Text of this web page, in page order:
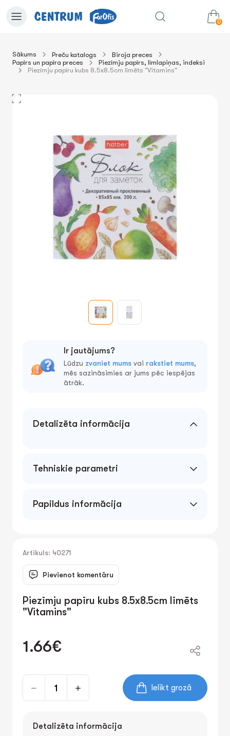
0
uz grozu Summa: 0.00€
Sākums Preču katalogs
Biroja preces
Papīrs un papīra preces
Piezīmju papīrs, līmlapiņas, indeksi
Piezīmju papīru kubs 8.5x8.5cm līmēts "Vitamins"
Ir jautājums?
Lūdzu zvaniet mums vai rakstiet mums,
mēs sazināsimies ar jums pēc iespējas
ātrāk.
Detalizēta informācija
Tehniskie parametri
Papildus informācija
Artikuls: 40271
Pievienot komentāru
Piezīmju papīru kubs 8.5x8.5cm līmēts
"Vitamins"
1.66€
Ielikt grozā
Detalizēta informācija